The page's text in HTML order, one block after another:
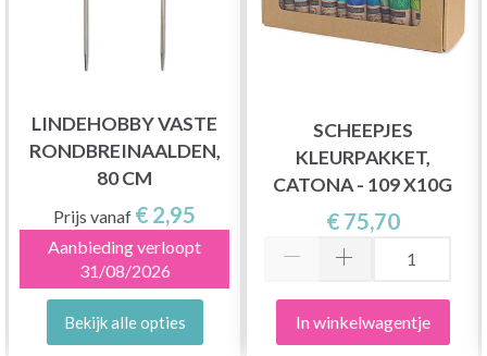
LINDEHOBBY VASTE
RONDBREINAALDEN,
80 CM
Prijs vanaf € 2,95
Aanbieding verloopt
31/08/2026
Bekijk alle opties
SCHEEPJES
KLEURPAKKET,
CATONA - 109 X10G
€ 75,70
In winkelwagentje